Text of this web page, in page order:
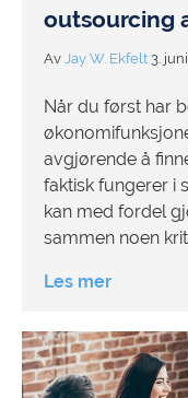
outsourcing
Av Jay W. Ekfelt 3.
Når du først har
avgjørende å
faktisk fungerer i
kan med fordel
sammen noen
Les mer